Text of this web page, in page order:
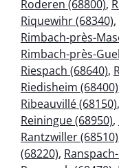
Roderen (68800),
Riquewihr (68340),
Rimbach-près-
Rimbach-près-
Riespach (68640),
Riedisheim (68400)
Ribeauvillé (68150),
Reiningue (68950),
Rantzwiller (68510)
(68220),